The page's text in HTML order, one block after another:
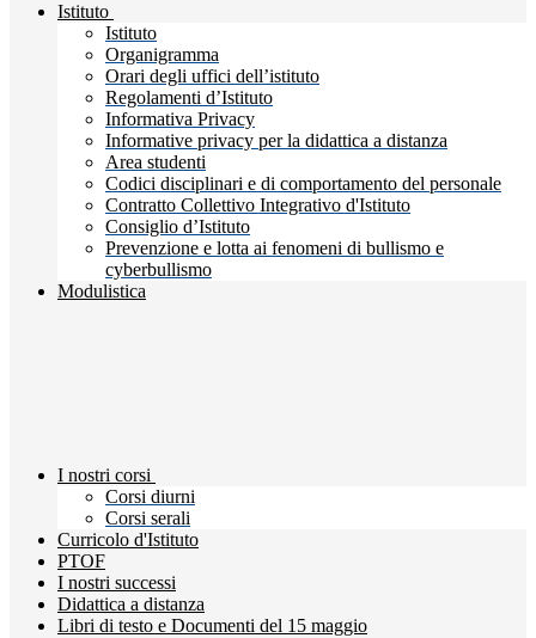
Istituto
Istituto
Organigramma
Orari degli uffici dell’istituto
Regolamenti d’Istituto
Informativa Privacy
Informative privacy per la didattica a distanza
Area studenti
Codici disciplinari e di comportamento del personale
Contratto Collettivo Integrativo d'Istituto
Consiglio d’Istituto
Prevenzione e lotta ai fenomeni di bullismo e
cyberbullismo
Modulistica
I nostri corsi
Corsi diurni
Corsi serali
Curricolo d'Istituto
PTOF
I nostri successi
Didattica a distanza
Libri di testo e Documenti del 15 maggio